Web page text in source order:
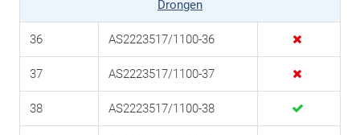
Drongen
36 AS2223517/1100-36
37 AS2223517/1100-37
38 AS2223517/1100-38